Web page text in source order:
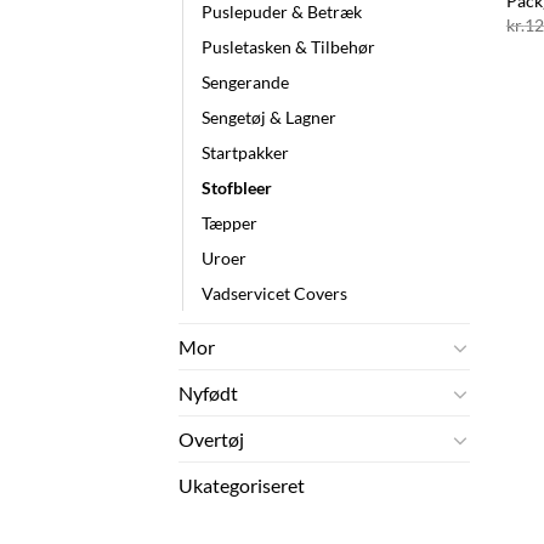
Puslepuder & Betræk
Pusletasken & Tilbehør
Sengerande
Sengetøj & Lagner
Startpakker
Stofbleer
Tæpper
Uroer
Vadservicet Covers
Mor
Nyfødt
Overtøj
Ukategoriseret
kr.